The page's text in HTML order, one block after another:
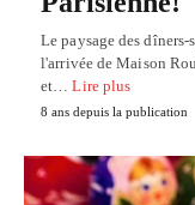
Le paysage des
l'arrivée de Maison
et…Lire plus
8 ans depuis la publication